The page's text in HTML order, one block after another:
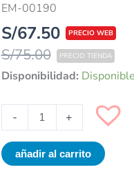
EM-00190
S/75.00
S/67.50
Disponibilidad:
-
Juego
Cuerdas
DADDARIO
EJ45TT
Titanium
+
añadir al carrito